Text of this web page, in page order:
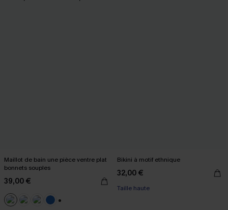
Maillot de bain une pièce ventre plat
bonnets souples
39,00 €
Bikini à motif ethnique
32,00 €
Taille haute